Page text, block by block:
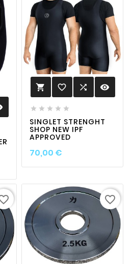
 favorite_border  visibility
    
SINGLET STRENGHT
SHOP NEW IPF
APPROVED
70,00 €Prix
favorite_border